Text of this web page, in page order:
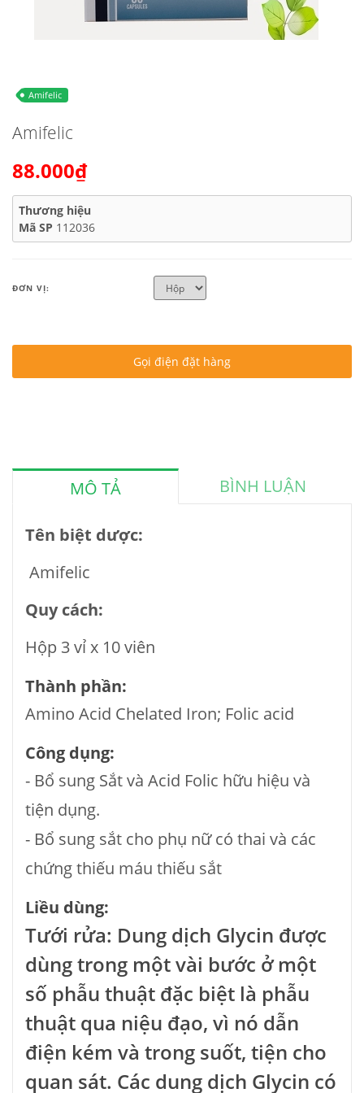
Amifelic
Amifelic
88.000₫
Thương hiệu
Mã SP 112036
ĐƠN VỊ:
Gọi điện đặt hàng
MÔ TẢ BÌNH LUẬN
Tên biệt dược:
Amifelic
Quy cách:
Hộp 3 vỉ x 10 viên
Thành phần:
Amino Acid Chelated Iron; Folic acid
Công dụng:
- Bổ sung Sắt và Acid Folic hữu hiệu và
tiện dụng.
- Bổ sung sắt cho phụ nữ có thai và các
chứng thiếu máu thiếu sắt
Liều dùng:
Tưới rửa: Dung dịch Glycin được
dùng trong một vài bước ở một
số phẫu thuật đặc biệt là phẫu
thuật qua niệu đạo, vì nó dẫn
điện kém và trong suốt, tiện cho
quan sát. Các dung dịch Glycin có